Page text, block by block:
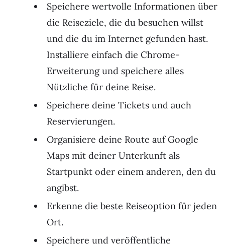
Speichere wertvolle Informationen über
die Reiseziele, die du besuchen willst
und die du im Internet gefunden hast.
Installiere einfach die Chrome-
Erweiterung und speichere alles
Nützliche für deine Reise.
Speichere deine Tickets und auch
Reservierungen.
Organisiere deine Route auf Google
Maps mit deiner Unterkunft als
Startpunkt oder einem anderen, den du
angibst.
Erkenne die beste Reiseoption für jeden
Ort.
Speichere und veröffentliche